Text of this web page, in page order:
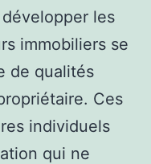
les
immobiliers se
de qualités
Ces
individuels
qui ne